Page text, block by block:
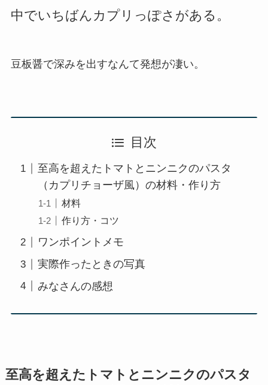
中でいちばんカプリっぽさがある。
豆板醤で深みを出すなんて発想が凄い。
目次
至高を超えたトマトとニンニクのパスタ
（カプリチョーザ風）の材料・作り方
材料
作り方・コツ
ワンポイントメモ
実際作ったときの写真
みなさんの感想
至高を超えたトマトとニンニクのパスタ